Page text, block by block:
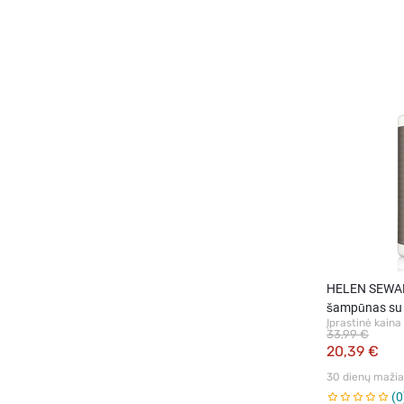
HELEN
šampūnas su
Įprastinė kaina
20,39 €
33,99 €
30 dienų
0